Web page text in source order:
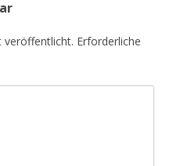
veröffentlicht. Erforderliche